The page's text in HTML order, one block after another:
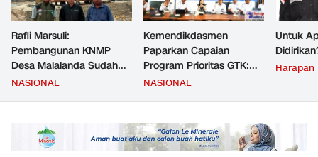
Rafli Marsuli:
Pembangunan KNMP
Desa Malalanda Sudah
Mencapai 69 Persen dan
JMD dan JMF
NASIONAL
Kemendikdasmen
Paparkan Capaian
Program Prioritas GTK:
Kompetensi Meningkat,
NASIONAL
Untuk
Harapan